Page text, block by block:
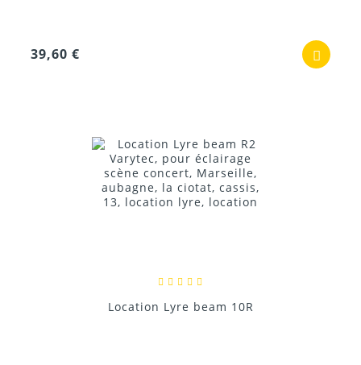
39,60 €
Location Lyre beam 10R